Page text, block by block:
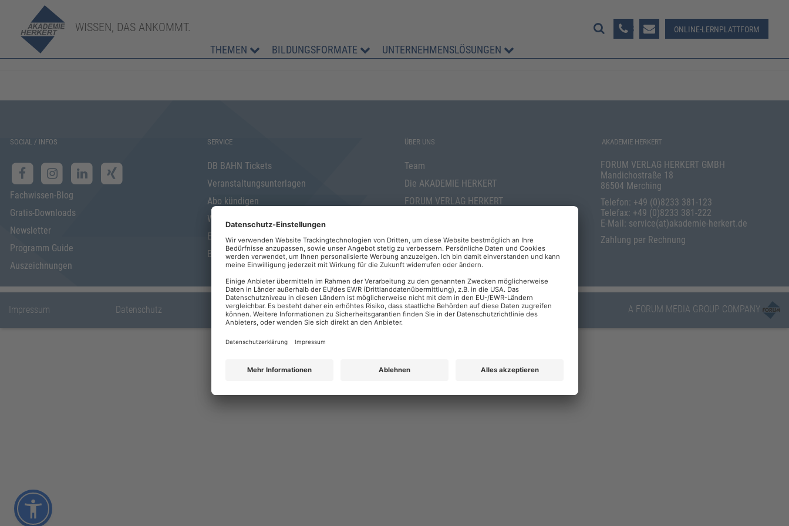
WISSEN, DAS ANKOMMT.
THEMEN BILDUNGSFORMATE UNTERNEHMENSLÖSUNGEN
08233 381-123 ONLINE-LERNPLATTFORM
SOCIAL / INFOS
Fachwissen-Blog
Gratis-Downloads
Newsletter
Programm Guide
Auszeichnungen
SERVICE
DB BAHN Tickets
Veranstaltungsunterlagen
Abo kündigen
Widerrufsrecht für Verbraucher
Elektronischer Geschäftsverkehr
Barrierefreiheit
ÜBER UNS
Team
Die AKADEMIE HERKERT
FORUM VERLAG HERKERT
AKADEMIE HERKERT
FORUM VERLAG HERKERT GMBH
Mandichostraße 18
86504 Merching
Telefon: +49 (0)8233 381-123
Telefax: +49 (0)8233 381-222
E-Mail: service(at)akademie-herkert.de
Zahlung per Rechnung
Impressum Datenschutz Privatsphäre AGB & Lizenzbedingungen Urhebervermerk A FORUM MEDIA GROUP COMPANY